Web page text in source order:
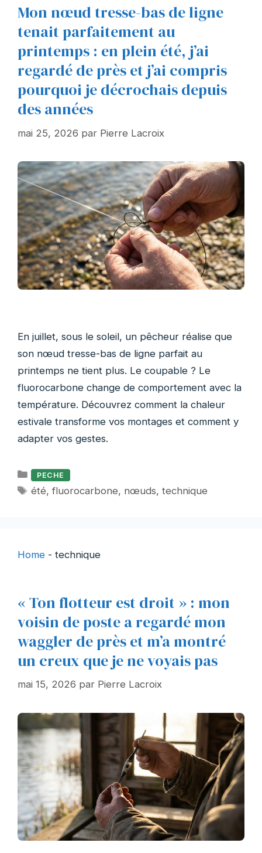
Mon nœud tresse-bas de ligne
tenait parfaitement au
printemps : en plein été, j’ai
regardé de près et j’ai compris
pourquoi je décrochais depuis
des années
mai 25, 2026 par Pierre Lacroix
En juillet, sous le soleil, un pêcheur réalise que
son nœud tresse-bas de ligne parfait au
printemps ne tient plus. Le coupable ? Le
fluorocarbone change de comportement avec la
température. Découvrez comment la chaleur
estivale transforme vos montages et comment y
adapter vos gestes.
Catégories
PECHE
Étiquettes
été,fluorocarbone, nœuds,technique
Home - technique
« Ton flotteur est droit » : mon
voisin de poste a regardé mon
waggler de près et m’a montré
un creux que je ne voyais pas
mai 15, 2026 par Pierre Lacroix